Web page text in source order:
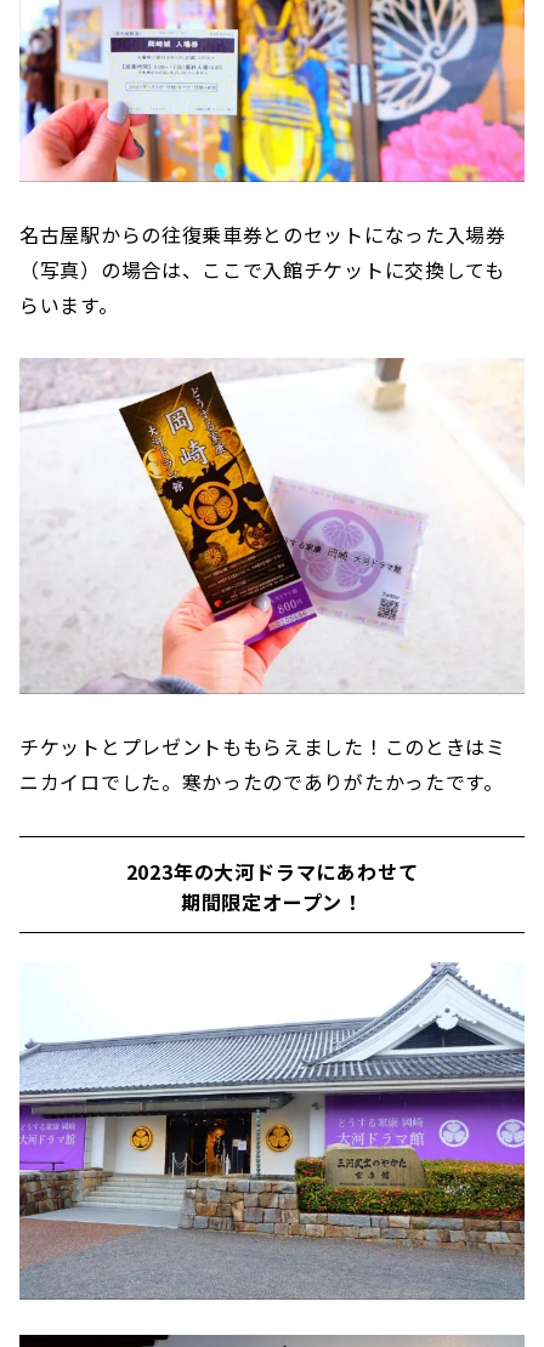
名古屋駅からの往復乗車券とのセットになった入場券
（写真）の場合は、ここで入館チケットに交換しても
らいます。
チケットとプレゼントももらえました！このときはミ
ニカイロでした。寒かったのでありがたかったです。
2023年の大河ドラマにあわせて
期間限定オープン！